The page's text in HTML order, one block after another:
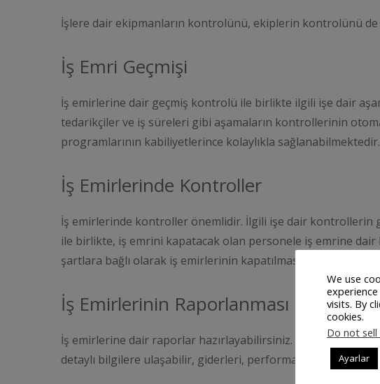
İşlere dair ekipmanların kontrolünü, ekiplerin kontrolünü de
İş Emri Geçmişi
İş emirlerine dair geçmiş kontrolü ile birlikte ilgili işe dair
tedarikçiler ve iş süreleri gibi aşamaların kontrollerinin
programlarının kabiliyetlerince kolaylıkla sağlanabilmektedir.
İş Emirlerinde Kontroller
İş emirlerinde kontroller önemlidir. İlgili işe dair kontrollerin
ile birlikte, iş emrini kapatacak olan personele iş emrine
şartlara bağlı olarak iş emirlerinin kapatılmasını
İş Emirlerinin Raporlanması
İş emirlerine dair raporlar hazırlayabilirsiniz. Bu sayede
detaylı bilgilere ulaşabilir, giderleri, performans, zaman,
We use
visits. By
cookies.
Do not
Ayarlar